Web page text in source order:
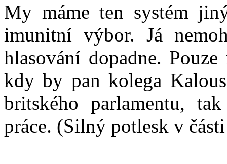
My máme ten systém
imunitní výbor. Já
hlasování dopadne.
kdy by pan kolega
britského parlamentu,
práce. (Silný potlesk v